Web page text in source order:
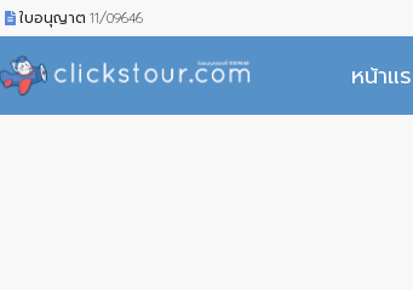
ใบอนุญาต 11/09646
หน้าแ